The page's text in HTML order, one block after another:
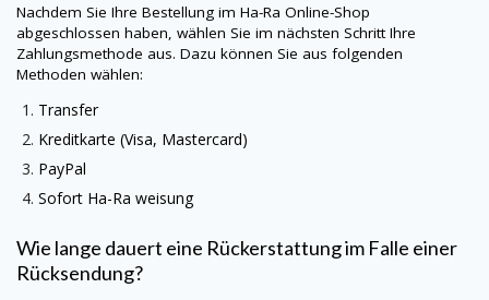
Nachdem Sie Ihre Bestellung im Ha-Ra Online-Shop
abgeschlossen haben, wählen Sie im nächsten Schritt Ihre
Zahlungsmethode aus. Dazu können Sie aus folgenden
Methoden wählen:
Transfer
Kreditkarte (Visa, Mastercard)
PayPal
Sofort Ha-Ra weisung
Wie lange dauert eine Rückerstattung im Falle einer
Rücksendung?